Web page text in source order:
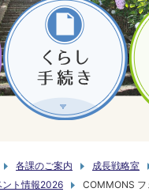
各課のご案内 成長戦略室
ント情報2026
COMMONS